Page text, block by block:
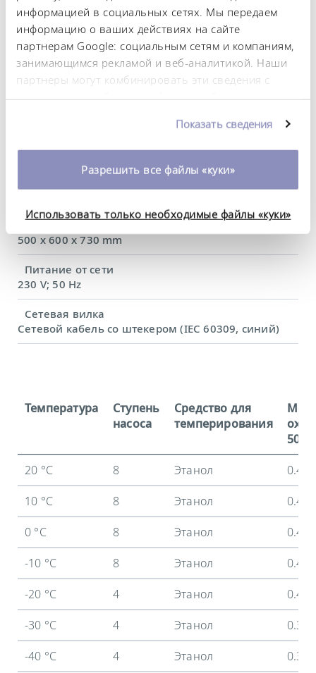
информацией в социальных сетях. Мы передаем
информацию о ваших действиях на сайте
партнерам Google: социальным сетям и компаниям,
занимающимся рекламой и веб-аналитикой. Наши
партнеры могут комбинировать эти сведения с
предоставленной вами информацией, а также
использовании вами их сервисов. Вы можете
изменить или отозвать свое согласие в любое
время. Более подробную информацию об этом вы
можете найти в нашей
политике
Показать сведения
Разрешить все файлы «куки»
Использовать только необходимые файлы «куки»
3,6 kW
Потребляемая мощность, макс.
3,7 kW
240 x 150 x 200 mm
Объем ванны, мин/макс.
Размеры (Ш × Г × В)
500 x 600 x 730 mm
Питание от сети
230 V; 50 Hz
Сетевая вилка
Сетевой кабель со штекером (IEC 60309, синий)
Температура
Ступень
насоса
Средство для
темперирования
50 Гц
20 °C
8 Этанол
0.4
10 °C
8 Этанол
0.4
0 °C
8 Этанол
0.4
-10 °C
8 Этанол
0.4
-20 °C
4 Этанол
0.4
-30 °C
4 Этанол
0.39
-40 °C
4 Этанол
0.37